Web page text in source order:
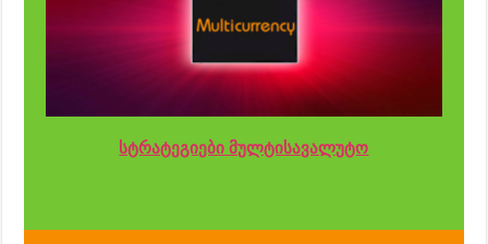
სტრატეგიები მულტისავალუტო